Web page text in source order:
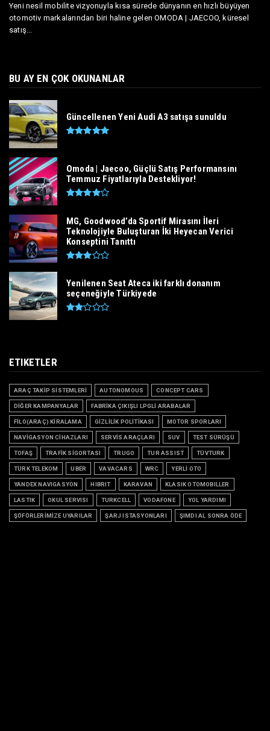
Yeni nesil mobilite vizyonuyla kısa sürede dünyanın en hızlı büyüyen
otomotiv markalarından biri haline gelen OMODA | JAECOO, küresel
satış...
BU AY EN ÇOK OKUNANLAR
Güncellenen Yeni Audi A3 satışa sunuldu
Omoda | Jaecoo, Güçlü Satış Performansını
Temmuz Fiyatlarıyla Destekliyor!
MG, Goodwood’da Sportif Mirasını İleri
Teknolojiyle Buluşturan İki Heyecan Verici
Konseptini Tanıttı
Yenilenen Seat Ateca iki farklı donanım
seçeneğiyle Türkiyede
ETIKETLER
ARAÇ TAKİP SİSTEMLERİ AUTONOMOUS CONCEPT CARS
DİĞER KAMPANYALAR FABRİKA ÇIKIŞLI LPGLİ ARABALAR
FİLO(ARAÇ) KİRALAMA GİZLİLİK POLİTİKASI MOTOR SPORLARI
NAVİGASYON CİHAZLARI SERVİS ARAÇLARI SUV TEST SÜRÜŞÜ
TOFAŞ TRAFİK SİGORTASI TRUGO TUR ASSIST TÜVTURK
TÜRK TELEKOM UBER VAVACARS WRC YERLİ OTO
YANDEX NAVIGASYON HIBRIT KARAVAN KLASIK OTOMOBILLER
LASTIK OKUL SERVISI TURKCELL VODAFONE YOL YARDIMI
ŞÖFÖRLERİMİZE UYARILAR ŞARJ ISTASYONLARI ŞIMDI AL SONRA ÖDE